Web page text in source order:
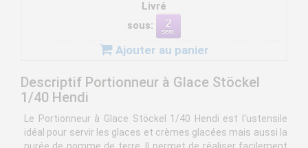
Livré
sous:
Ajouter au panier
Descriptif Portionneur à Glace Stöckel
1/40 Hendi
Le Portionneur à Glace Stöckel 1/40 Hendi est l'ustensile
idéal pour servir les glaces et crèmes glacées mais aussi la